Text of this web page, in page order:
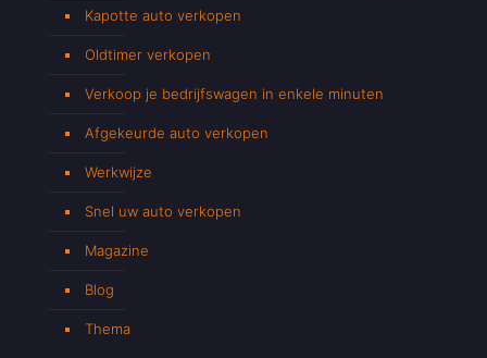
Kapotte auto verkopen
Oldtimer verkopen
Verkoop je bedrijfswagen in enkele minuten
Afgekeurde auto verkopen
Werkwijze
Snel uw auto verkopen
Magazine
Blog
Thema